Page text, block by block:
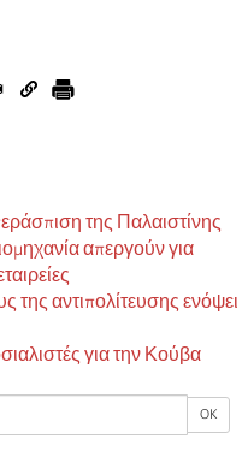
OK
της Παλαιστίνης
απεργούν για
αντιπολίτευσης ενόψει
για την Κούβα